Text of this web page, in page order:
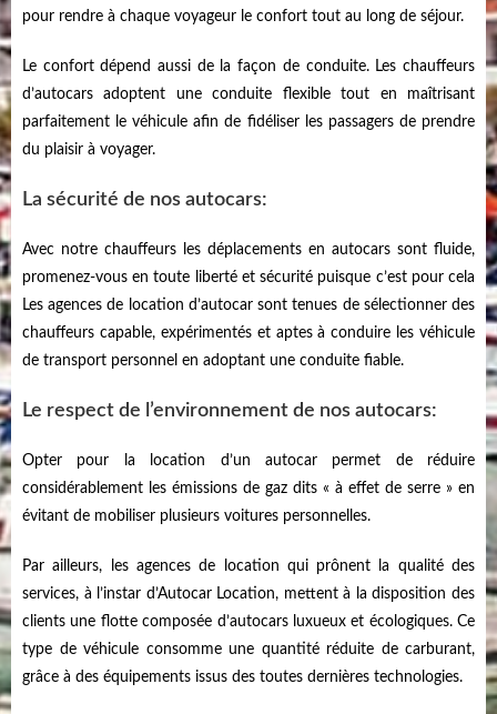
pour rendre à chaque voyageur le confort tout au long de séjour.
Le confort dépend aussi de la façon de conduite. Les chauffeurs
d’autocars adoptent une conduite flexible tout en maîtrisant
parfaitement le véhicule afin de fidéliser les passagers de prendre
du plaisir à voyager.
La sécurité de nos autocars:
Avec notre chauffeurs les déplacements en autocars sont fluide,
promenez-vous en toute liberté et sécurité puisque c’est pour cela
Les agences de location d’autocar sont tenues de sélectionner des
chauffeurs capable, expérimentés et aptes à conduire les véhicule
de transport personnel en adoptant une conduite fiable.
Le respect de l’environnement de nos autocars:
Opter pour la location d’un autocar permet de réduire
considérablement les émissions de gaz dits « à effet de serre » en
évitant de mobiliser plusieurs voitures personnelles.
Par ailleurs, les agences de location qui prônent la qualité des
services, à l’instar d’Autocar Location, mettent à la disposition des
clients une flotte composée d’autocars luxueux et écologiques. Ce
type de véhicule consomme une quantité réduite de carburant,
grâce à des équipements issus des toutes dernières technologies.